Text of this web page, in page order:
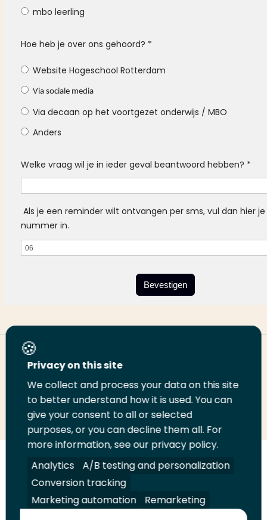
mbo leerling
Hoe heb je over ons gehoord? *
Website Hogeschool Rotterdam
Via sociale media
Via decaan op het voortgezet onderwijs / MBO
Anders
Welke vraag wil je in ieder geval beantwoord hebben? *
Als je een reminder wilt ontvangen per sms, vul dan hier
nummer in.
Bevestigen
Deel deze pagina
Deel
LinkedIn
Deel
op
Twitter
Deel
op
Facebook
Email
deze
pagina
Print
deze
pagina
Volg
ons
op
LinkedIn
Volg
ons
op
Facebook
Volg
ons
op
YouTube
Volg
ons
op
Instagram
Juridisch Security A-Z Index
Contact
Privacy on this site
We collect and process your data on this site
to better understand how it is used. You can
give your consent to all or selected
purposes, or you can decline them all. For
more information, see our privacy policy.
Analytics
A/B testing and personalization
Conversion tracking
Marketing automation
Remarketing